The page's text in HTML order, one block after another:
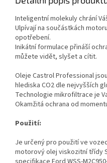
Inteligentní molekuly chrání
Ulpívají na součástkách
opotřebení.
Inikátní formulace přináší
můžete vidět, slyšet a cítit.
Oleje Castrol Professional
hlediska CO2 dle nejvyšších
Technologie mikrofiltrace je
Okamžitá ochrana od
Použití:
Je určený pro použití ve
motorový olej viskozitní třídy